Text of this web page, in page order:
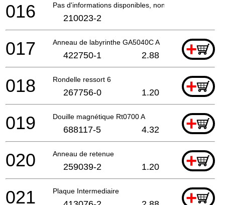
Pas d'informations disponibles, non commandable
016 210023-2
Anneau de labyrinthe GA5040C A +
017 422750-1 2.88
Rondelle ressort 6 +
018 267756-0 1.20
Douille magnétique Rt0700 A +
019 688117-5 4.32
Anneau de retenue +
020 259039-2 1.20
Plaque Intermediaire +
021